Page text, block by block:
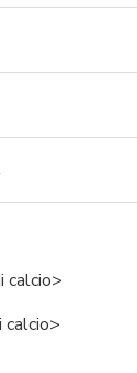
calcio>
calcio>